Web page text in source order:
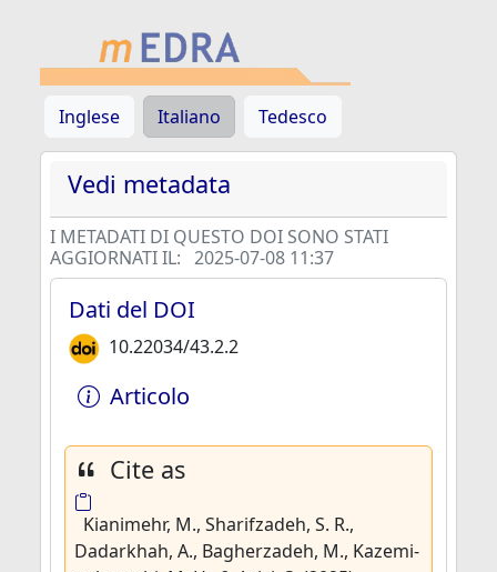
Inglese Italiano Tedesco
Vedi metadata
I METADATI DI QUESTO DOI SONO STATI
AGGIORNATI IL: 2025-07-08 11:37
Dati del DOI
10.22034/43.2.2
Articolo
Cite as
Kianimehr, M., Sharifzadeh, S. R.,
Dadarkhah, A., Bagherzadeh, M., Kazemi-